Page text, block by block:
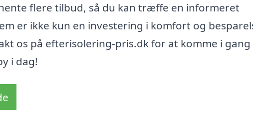
flere tilbud, så du kan træffe en informeret
er ikke kun en investering i komfort og
os på efterisolering-pris.dk for at komme i gang
i dag!